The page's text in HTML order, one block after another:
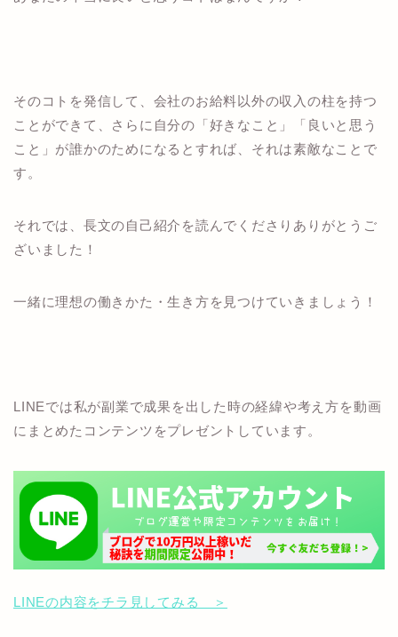
そのコトを発信して、会社のお給料以外の収入の柱を持つ
ことができて、さらに自分の「好きなこと」「良いと思う
こと」が誰かのためになるとすれば、それは素敵なことで
す。
それでは、長文の自己紹介を読んでくださりありがとうご
ざいました！
一緒に理想の働きかた・生き方を見つけていきましょう！
LINEでは私が副業で成果を出した時の経緯や考え方を動画
にまとめたコンテンツをプレゼントしています。
LINEの内容をチラ見してみる ＞